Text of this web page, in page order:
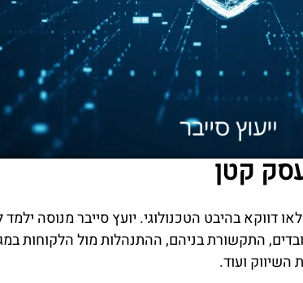
קטן
דווקא בהיבט הטכנולוגי. יועץ סייבר מנוסה
התקשורת בניהם, ההתנהלות מול הלקוחות
ועוד.